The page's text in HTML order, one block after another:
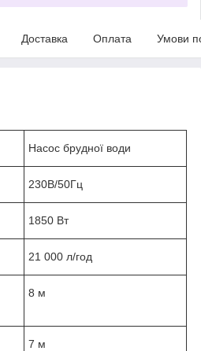
Доставка Оплата Умови
Насос брудної води
230В/50Гц
1850 Вт
21 000 л/год
8 м
7 м